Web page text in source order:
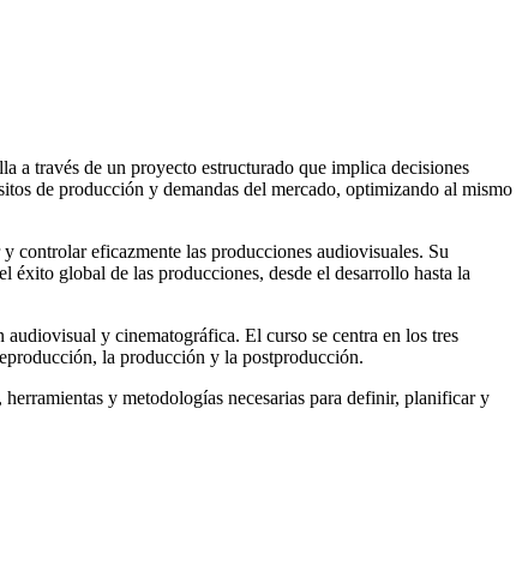
a través de un proyecto estructurado que implica decisiones
de producción y demandas del mercado, optimizando al mismo
controlar eficazmente las producciones audiovisuales. Su
global de las producciones, desde el desarrollo hasta la
y cinematográfica. El curso se centra en los tres
la producción y la postproducción.
y metodologías necesarias para definir, planificar y